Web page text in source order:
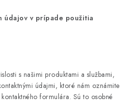
údajov v prípade použitia
s našimi produktami a službami,
údajmi, ktoré nám oznámite
formulára. Sú to osobné